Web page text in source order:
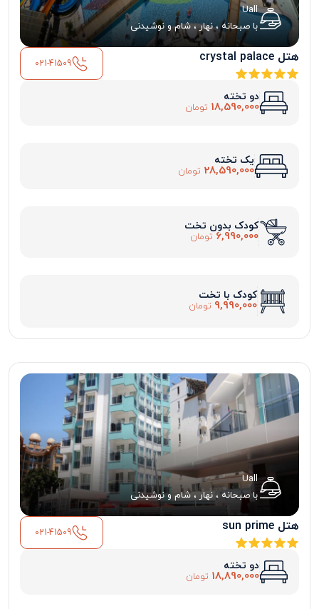
Uall
با صبحانه ، نهار ، شام و نوشیدنی
هتل crystal palace 021-41509
دو تخته
18,590,000 تومان
یک تخته
28,590,000 تومان
کودک بدون تخت
6,990,000 تومان
کودک با تخت
9,990,000 تومان
Uall
با صبحانه ، نهار ، شام و نوشیدنی
هتل sun prime 021-41509
دو تخته
18,890,000 تومان